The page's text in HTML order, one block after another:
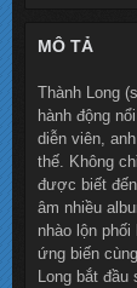
MÔ TẢ
Thành Long
hành động
diễn viên,
thế. Không
được biết
âm nhiều
nhào lộn
ứng biến
Long bắt